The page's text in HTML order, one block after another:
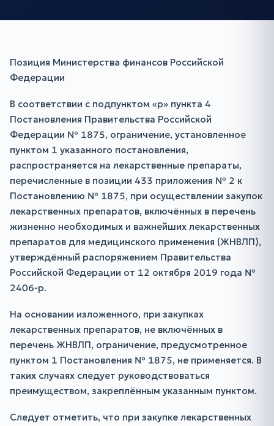
Позиция Министерства финансов Российской
Федерации
В соответствии с подпунктом «р» пункта 4
Постановления Правительства Российской
Федерации № 1875, ограничение, установленное
пунктом 1 указанного постановления,
распространяется на лекарственные препараты,
перечисленные в позиции 433 приложения № 2 к
Постановлению № 1875, при осуществлении закупок
лекарственных препаратов, включённых в перечень
жизненно необходимых и важнейших лекарственных
препаратов для медицинского применения (ЖНВЛП),
утверждённый распоряжением Правительства
Российской Федерации от 12 октября 2019 года №
2406-р.
На основании изложенного, при закупках
лекарственных препаратов, не включённых в
перечень ЖНВЛП, ограничение, предусмотренное
пунктом 1 Постановления № 1875, не применяется. В
таких случаях следует руководствоваться
преимуществом, закреплённым указанным пунктом.
Следует отметить, что при закупке лекарственных